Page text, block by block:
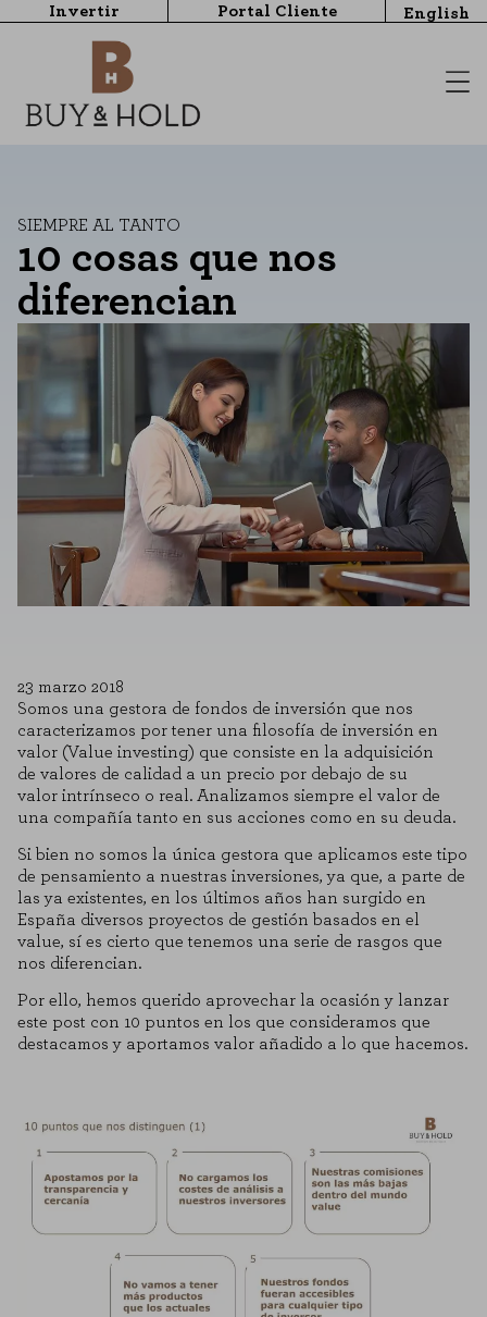
Invertir Portal Cliente English
SIEMPRE AL TANTO
10 cosas que nos
diferencian
23 marzo 2018
Somos una gestora de fondos de inversión que nos
caracterizamos por tener una filosofía de inversión en
valor (Value investing) que consiste en la adquisición
de valores de calidad a un precio por debajo de su
valor intrínseco o real. Analizamos siempre el valor de
una compañía tanto en sus acciones como en su deuda.
Si bien no somos la única gestora que aplicamos este tipo
de pensamiento a nuestras inversiones, ya que, a parte de
las ya existentes, en los últimos años han surgido en
España diversos proyectos de gestión basados en el
value, sí es cierto que tenemos una serie de rasgos que
nos diferencian.
Por ello, hemos querido aprovechar la ocasión y lanzar
este post con 10 puntos en los que consideramos que
destacamos y aportamos valor añadido a lo que hacemos.